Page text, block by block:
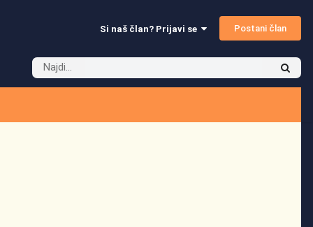
Si naš član? Prijavi se Postani član